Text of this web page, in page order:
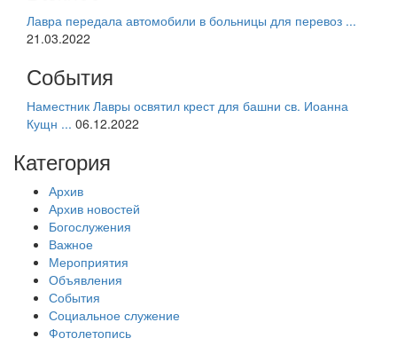
Лавра передала автомобили в больницы для перевоз ...
21.03.2022
События
Наместник Лавры освятил крест для башни св. Иоанна
Кущн ... 06.12.2022
Категория
Архив
Архив новостей
Богослужения
Важное
Мероприятия
Объявления
События
Социальное служение
Фотолетопись